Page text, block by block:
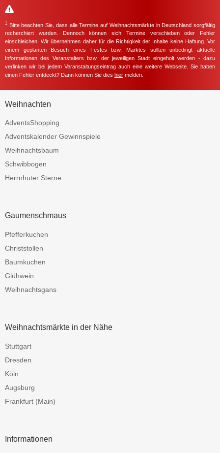
1
Bitte beachten Sie, dass alle Termine auf Weihnachtsmärkte in Deutschland sorgfältig
recherchiert wurden. Dennoch können sich Termine verschieben oder Fehler
einschleichen. Wir übernehmen daher für die Richtigkeit der Inhalte keine Haftung. Vor
einem geplanten Besuch eines Festes bzw. Marktes sollten unbedingt aktuelle
Informationen des Veranstalters bzw. der jeweiligen Stadt eingeholt werden - dazu
verlinken wir bei jedem Veranstaltungseintrag auch eine weitere Webseite. Sie haben
einen Fehler entdeckt? Dann können Sie dies hier melden.
Weihnachten
AdventsShopping
Adventskalender Gewinnspiele
Weihnachtsbaum
Schwibbogen
Herrnhuter Sterne
Gaumenschmaus
Pfefferkuchen
Christstollen
Baumkuchen
Glühwein
Weihnachtsgans
Weihnachtsmärkte in der Nähe
Stuttgart
Dresden
Köln
Augsburg
Frankfurt (Main)
Informationen